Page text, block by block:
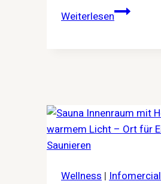
WeiterlesenWarum
Wellness | Infomercial